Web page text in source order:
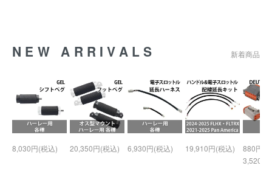
NEW ARRIVALS 新着商品
8,030円(税込) 20,350円(税込) 6,930円(税込) 19,910円(税込)
880円(
3,520円